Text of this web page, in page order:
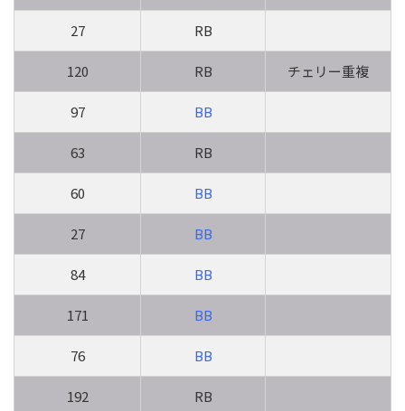
27 RB
120 RB チェリー重複
97 BB
63 RB
60 BB
27 BB
84 BB
171 BB
76 BB
192 RB